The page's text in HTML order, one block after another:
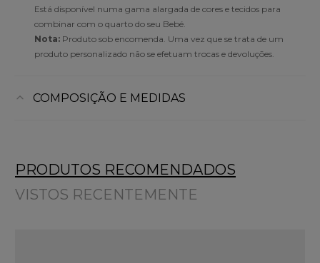
Está disponível numa gama alargada de cores e tecidos para
combinar com o quarto do seu Bebé.
Nota: Produto sob encomenda. Uma vez que se trata de um
produto personalizado não se efetuam trocas e devoluções.
COMPOSIÇÃO E MEDIDAS
PRODUTOS RECOMENDADOS
VISTOS RECENTEMENTE